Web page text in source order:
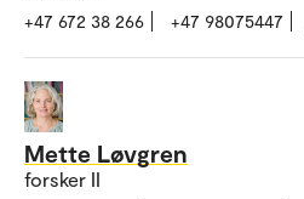
+47 672 38 266 +47 98075447
Mette Løvgren
forsker II